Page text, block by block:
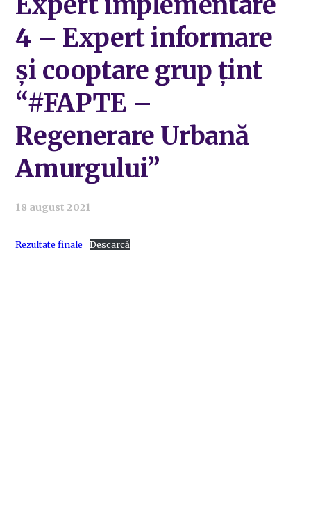
4 – Expert informare
și cooptare grup țint
“#FAPTE –
Regenerare Urbană
Amurgului”
18 august 2021
Rezultate finale Descarcă